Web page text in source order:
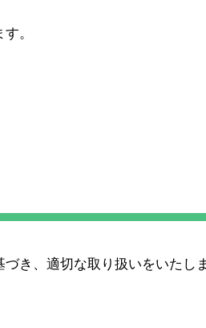
。
き、適切な取り扱いをいたし